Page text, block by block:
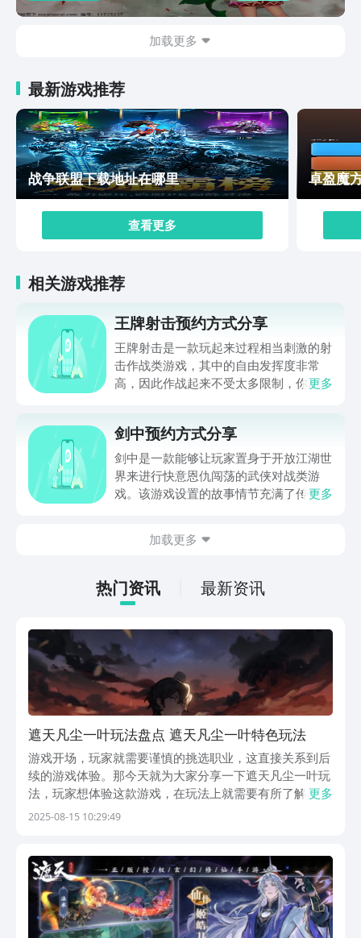
来进行沉浸式感受。
加载更多
最新游戏推荐
战争联盟下载地址在哪里
查看更多
卓盈魔
相关游戏推荐
王牌射击预约方式分享
王牌射击是一款玩起来过程相当刺激的射
击作战类游戏，其中的自由发挥度非常
高，因此作战起来不受太多限制，你尽可
预约方式是怎样的呢？小编接下来就为玩
家介绍具体的教程，感兴趣的朋友就来看
看吧。
更多
剑中预约方式分享
剑中是一款能够让玩家置身于开放江湖世
界来进行快意恩仇闯荡的武侠对战类游
戏。该游戏设置的故事情节充满了传奇色
行剑中预约呢？想要了解具体操作的朋友
更多
加载更多
热门资讯 最新资讯
遮天凡尘一叶玩法盘点 遮天凡尘一叶特色玩法
游戏开场，玩家就需要谨慎的挑选职业，这直接关系到后
续的游戏体验。那今天就为大家分享一下遮天凡尘一叶玩
法，玩家想体验这款游戏，在玩法上就需要有所了解。可
以看一下这款游戏有哪一些主要的精彩之处？为什么会吸
更多
2025-08-15 10:29:49